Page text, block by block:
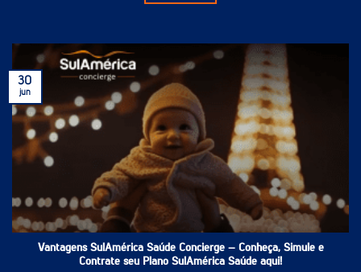
Vantagens SulAmérica Saúde Concierge – Conheça, Simule e
Contrate seu Plano SulAmérica Saúde aqui!
30
jun